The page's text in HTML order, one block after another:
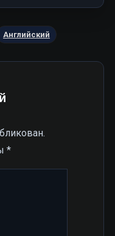
Английский
*